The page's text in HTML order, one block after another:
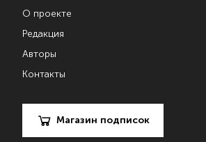
О проекте
Редакция
Авторы
Контакты
Магазин подписок